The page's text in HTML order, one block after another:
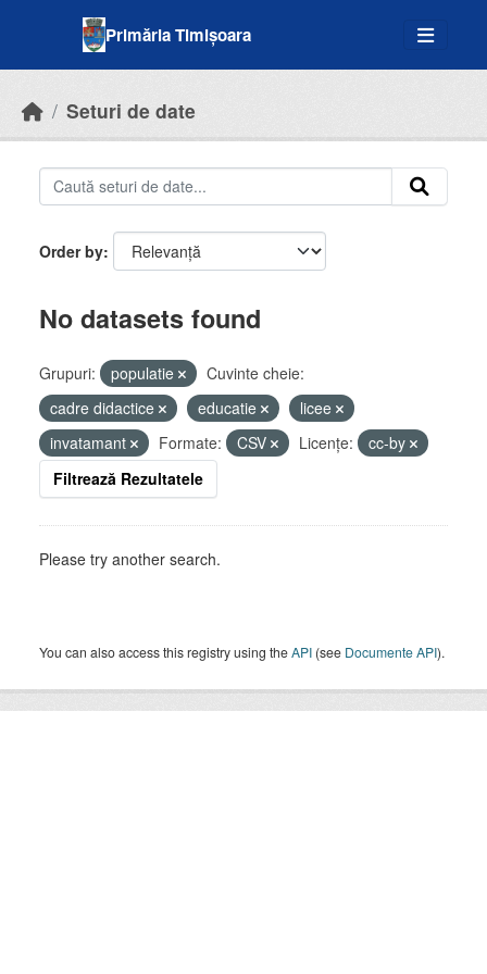
Primăria Timișoara
Seturi de date
Order by
No datasets found
Grupuri: populatie
Cuvinte cheie:
cadre didactice
educatie
licee
invatamant
Formate: CSV Licenţe:
cc-by
Filtrează Rezultatele
Please try another search.
You can also access this registry using theAPI (see Documente API).